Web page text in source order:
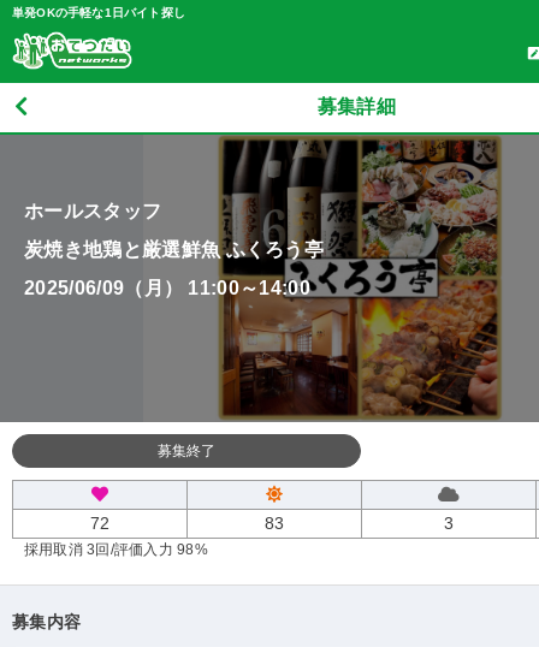
単発OKの手軽な1日バイト探し
募集詳細
ホールスタッフ
炭焼き地鶏と厳選鮮魚 ふくろう亭
2025/06/09（月） 11:00～14:00
募集終了
72 83 3
採用取消 3回 /評価入力 98%
募集内容